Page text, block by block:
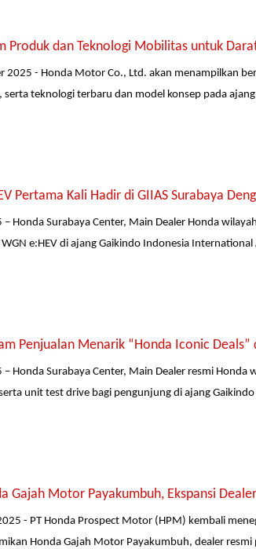
Produk dan Teknologi Mobilitas untuk
2025 - Honda Motor Co., Ltd. akan menampilkan
teknologi terbaru dan model konsep pada
Pertama Kali Hadir di GIIAS Surabaya
Honda Surabaya Center, Main Dealer Honda
WGN e:HEV di ajang Gaikindo Indonesia
Penjualan Menarik “Honda Iconic Deals”
Honda Surabaya Center, Main Dealer resmi Honda
unit test drive bagi pengunjung di ajang
Gajah Motor Payakumbuh, Ekspansi
- PT Honda Prospect Motor (HPM) kembali
Honda Gajah Motor Payakumbuh, dealer